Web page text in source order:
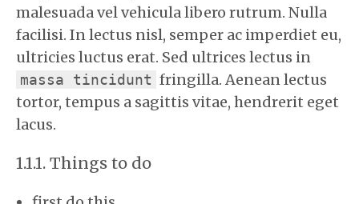
malesuada vel vehicula libero rutrum. Nulla
facilisi. In lectus nisl, semper ac imperdiet eu,
ultricies luctus erat. Sed ultrices lectus in
massa tincidunt fringilla. Aenean lectus
tortor, tempus a sagittis vitae, hendrerit eget
lacus.
Things to do